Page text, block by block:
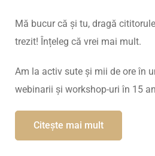
Mă bucur că și tu, dragă
trezit! Înțeleg că vrei mai mult.
Am la activ sute și mii de ore în
webinarii și workshop-uri în 15
Citește mai mult